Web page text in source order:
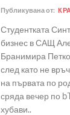
Публикувана от:
Студентката
бизнес в САЩ
Бранимира
след като не
на първата по
сряда вечер по
хубави..